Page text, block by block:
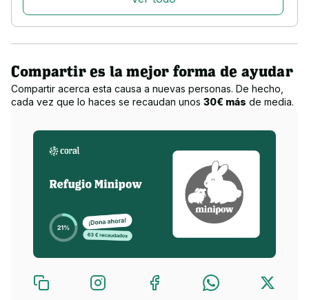
Vídeo del refugio
¿A qué destinamos la recaudación?
veterinarios que mensualmente tenemos con cada pequeño
rescatado y las urgencias veterinarias que surjan con algún
También lo necesitamos para mantener a los pequeños que
están en el refugio, tanto de forma temporal como de forma
permanente. Pequeños que no son adoptados por sus
condiciones de salud, edad o comportamiento. Aquí les
queremos tal y como son, pero supone mucho gasto de
Compartir es la mejor forma de ayudar
Compartir acerca esta causa a nuevas personas. De hecho,
cada vez que lo haces se recaudan unos 30€ más de media.